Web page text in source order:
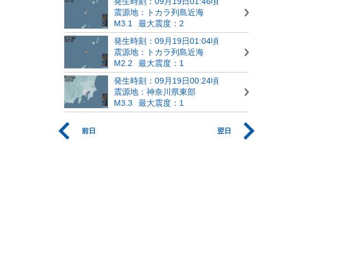
震源地：トカラ列島近海
M3.1
最大震度：2
発生時刻：09月19日01:04頃
震源地：トカラ列島近海
M2.2
最大震度：1
発生時刻：09月19日00:24頃
震源地：神奈川県東部
M3.3
最大震度：1
前日 翌日